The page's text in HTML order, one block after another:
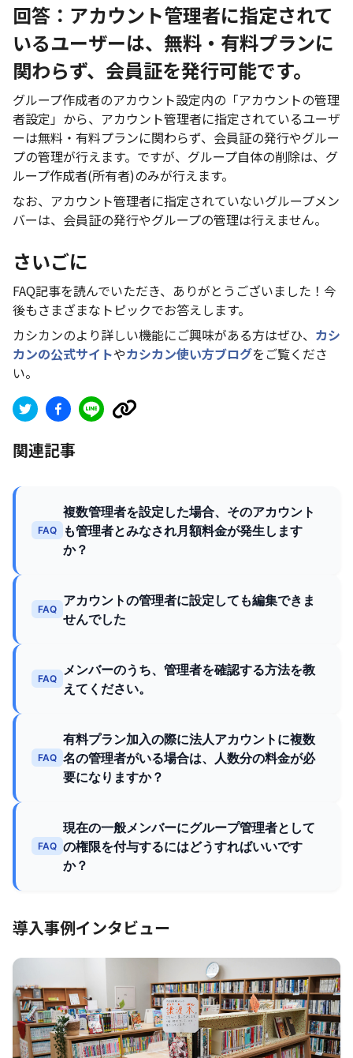
回答：アカウント管理者に指定されて
いるユーザーは、無料・有料プランに
関わらず、会員証を発行可能です。
グループ作成者のアカウント設定内の「アカウントの管理
者設定」から、アカウント管理者に指定されているユーザ
ーは無料・有料プランに関わらず、会員証の発行やグルー
プの管理が行えます。ですが、グループ自体の削除は、グ
ループ作成者(所有者)のみが行えます。
なお、アカウント管理者に指定されていないグループメン
バーは、会員証の発行やグループの管理は行えません。
さいごに
FAQ記事を読んでいただき、ありがとうございました！今
後もさまざまなトピックでお答えします。
カシカンのより詳しい機能にご興味がある方はぜひ、 カシ
カンの公式サイトやカシカン使い方ブログをご覧くださ
い。
関連記事
FAQ
複数管理者を設定した場合、そのアカウント
も管理者とみなされ月額料金が発生します
か？
FAQ
アカウントの管理者に設定しても編集できま
せんでした
FAQ
メンバーのうち、管理者を確認する方法を教
えてください。
FAQ
有料プラン加入の際に法人アカウントに複数
名の管理者がいる場合は、人数分の料金が必
要になりますか？
FAQ
現在の一般メンバーにグループ管理者として
の権限を付与するにはどうすればいいです
か？
導入事例インタビュー